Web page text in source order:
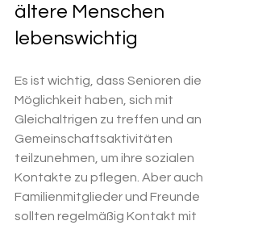
ältere Menschen
lebenswichtig
Es ist wichtig, dass Senioren die
Möglichkeit haben, sich mit
Gleichaltrigen zu treffen und an
Gemeinschaftsaktivitäten
teilzunehmen, um ihre sozialen
Kontakte zu pflegen. Aber auch
Familienmitglieder und Freunde
sollten regelmäßig Kontakt mit